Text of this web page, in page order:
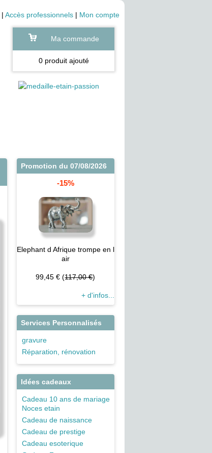
| Accès professionnels | Mon compte
Ma commande
0 produit ajouté
Promotion du 07/08/2026
-15%
Elephant d Afrique trompe en l
air
99,45 € (117,00 €)
+ d'infos...
Services Personnalisés
gravure
Réparation, rénovation
Idées cadeaux
Cadeau 10 ans de mariage
Noces etain
Cadeau de naissance
Cadeau de prestige
Cadeau esoterique